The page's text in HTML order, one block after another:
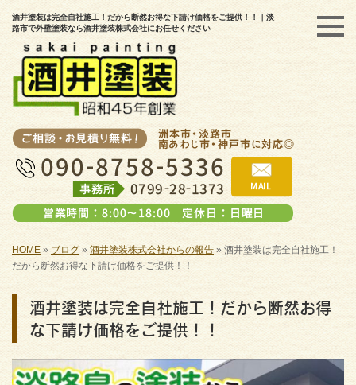
酒井塗装は完全自社施工！だから断然お得な下請け価格をご提供！！｜淡
路市で外壁塗装なら酒井塗装株式会社にお任せください
HOME » ブログ» 酒井塗装株式会社からの報告 »酒井塗装は完全自社施工！
だから断然お得な下請け価格をご提供！！
酒井塗装は完全自社施工！だから断然お得
な下請け価格をご提供！！